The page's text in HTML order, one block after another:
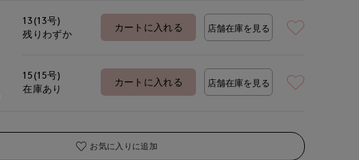
13(13号)
残りわずか
カートに入れる 店舗在庫を見る
15(15号)
在庫あり
カートに入れる 店舗在庫を見る
お気に入りに追加